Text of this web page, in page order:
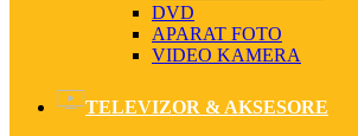
DVD
APARAT FOTO
VIDEO KAMERA
TELEVIZOR & AKSESORE